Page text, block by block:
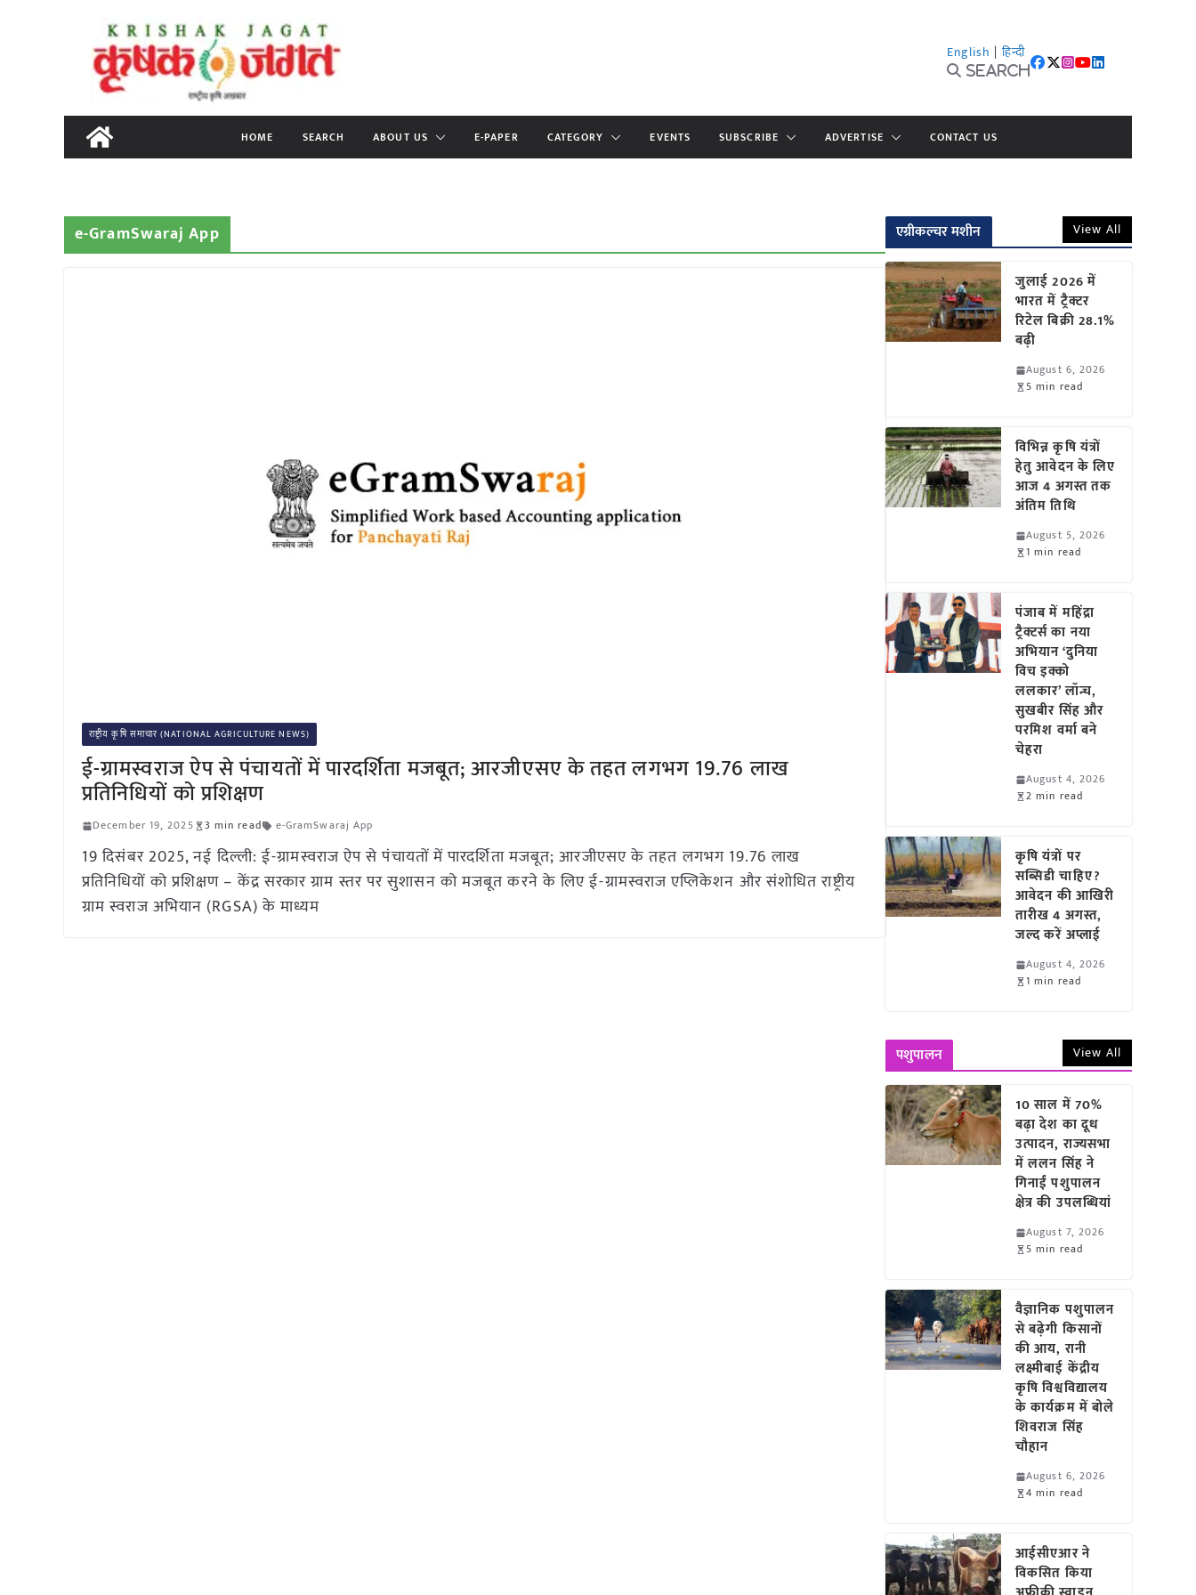
content
English | हिन्दी
Search
HOME SEARCH ABOUT US E-PAPER CATEGORY EVENTS SUBSCRIBE ADVERTISE CONTACT US
e-GramSwaraj App
राष्ट्रीय कृषि समाचार (NATIONAL AGRICULTURE NEWS)
ई-ग्रामस्वराज ऐप से पंचायतों में पारदर्शिता मजबूत; आरजीएसए के तहत लगभग 19.76 लाख
प्रतिनिधियों को प्रशिक्षण
December 19, 2025 3 min read e-GramSwaraj App
19 दिसंबर 2025, नई दिल्ली: ई-ग्रामस्वराज ऐप से पंचायतों में पारदर्शिता मजबूत; आरजीएसए के तहत लगभग 19.76 लाख
प्रतिनिधियों को प्रशिक्षण – केंद्र सरकार ग्राम स्तर पर सुशासन को मजबूत करने के लिए ई-ग्रामस्वराज एप्लिकेशन और संशोधित राष्ट्रीय
ग्राम स्वराज अभियान (RGSA) के माध्यम
एग्रीकल्चर मशीन View All
जुलाई 2026 में
भारत में ट्रैक्टर
रिटेल बिक्री 28.1%
बढ़ी
August 6, 2026
5 min read
विभिन्न कृषि यंत्रों
हेतु आवेदन के लिए
आज 4 अगस्त तक
अंतिम तिथि
August 5, 2026
1 min read
पंजाब में महिंद्रा
ट्रैक्टर्स का नया
अभियान ‘दुनिया
विच इक्को
ललकार’ लॉन्च,
सुखबीर सिंह और
परमिश वर्मा बने
चेहरा
August 4, 2026
2 min read
कृषि यंत्रों पर
सब्सिडी चाहिए?
आवेदन की आखिरी
तारीख 4 अगस्त,
जल्द करें अप्लाई
August 4, 2026
1 min read
पशुपालन View All
10 साल में 70%
बढ़ा देश का दूध
उत्पादन, राज्यसभा
में ललन सिंह ने
गिनाईं पशुपालन
क्षेत्र की उपलब्धियां
August 7, 2026
5 min read
वैज्ञानिक पशुपालन
से बढ़ेगी किसानों
की आय, रानी
लक्ष्मीबाई केंद्रीय
कृषि विश्वविद्यालय
के कार्यक्रम में बोले
शिवराज सिंह
चौहान
August 6, 2026
4 min read
आईसीएआर ने
विकसित किया